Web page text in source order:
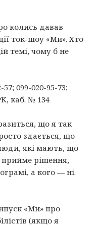
колись давав
ток-шоу «Ми». Хто
темі, чому б не
099-020-95-73;
каб. № 134
що я так
здається, що
які мають, що
прийме рішення,
а кого — ні.
«Ми» про
(якщо я